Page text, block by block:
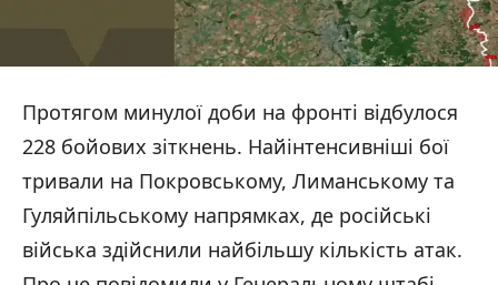
Протягом минулої доби на фронті відбулося
228 бойових зіткнень. Найінтенсивніші бої
тривали на Покровському, Лиманському та
Гуляйпільському напрямках, де російські
війська здійснили найбільшу кількість атак.